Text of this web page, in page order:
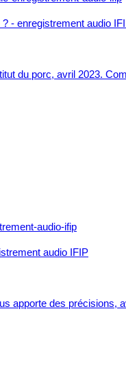
- enregistrement audio
du porc, avril 2023.
audio IFIP
apporte des